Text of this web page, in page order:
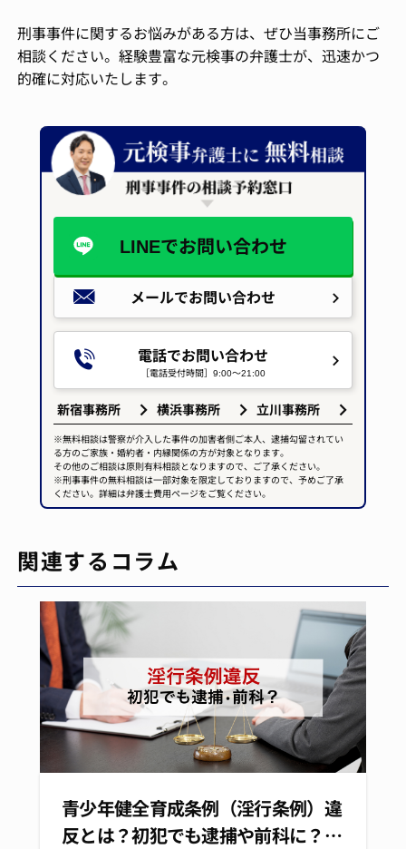
刑事事件に関するお悩みがある方は、ぜひ当事務所にご
相談ください。経験豊富な元検事の弁護士が、迅速かつ
的確に対応いたします。
電話でお問い合わせ
［電話受付時間］9:00～21:00
メールでお問い合わせ
LINEでお問い合わせ
新宿事務所 横浜事務所 立川事務所
※無料相談は警察が介入した事件の加害者側ご本人、逮捕勾留されてい
る方のご家族・婚約者・内縁関係の方が対象となります。
その他のご相談は原則有料相談となりますので、ご了承ください。
※刑事事件の無料相談は一部対象を限定しておりますので、予めご了承
ください。詳細は弁護士費用ページをご覧ください。
関連するコラム
青少年健全育成条例（淫行条例）違
反とは？初犯でも逮捕や前科に？…